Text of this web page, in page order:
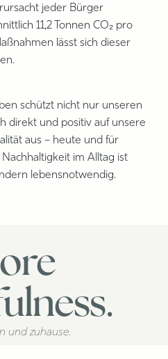
jeder Bürger
11,2 Tonnen CO₂ pro
lässt sich dieser
schützt nicht nur unseren
direkt und positiv auf unsere
aus – heute und für
im Alltag ist
lebensnotwendig.
und zuhause.